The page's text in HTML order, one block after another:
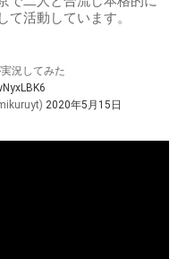
活動しています。
況してみた
2020年5月15日